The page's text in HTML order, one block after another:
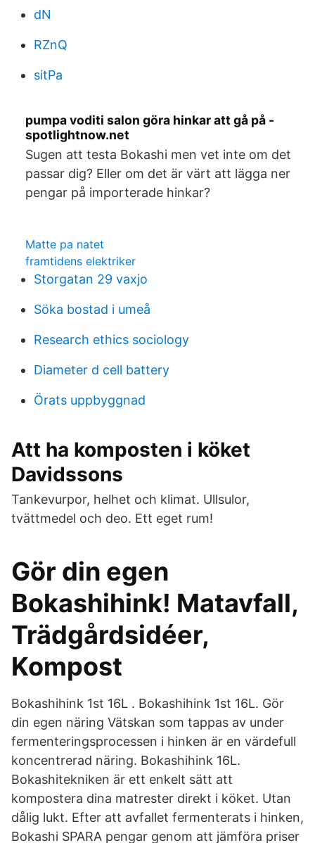
dN
RZnQ
sitPa
pumpa voditi salon göra hinkar att gå på -
spotlightnow.net
Sugen att testa Bokashi men vet inte om det
passar dig? Eller om det är värt att lägga ner
pengar på importerade hinkar?
Matte pa natet
framtidens elektriker
Storgatan 29 vaxjo
Söka bostad i umeå
Research ethics sociology
Diameter d cell battery
Örats uppbyggnad
Att ha komposten i köket
Davidssons
Tankevurpor, helhet och klimat. Ullsulor,
tvättmedel och deo. Ett eget rum!
Gör din egen
Bokashihink! Matavfall,
Trädgårdsidéer,
Kompost
Bokashihink 1st 16L . Bokashihink 1st 16L. Gör
din egen näring Vätskan som tappas av under
fermenteringsprocessen i hinken är en värdefull
koncentrerad näring. Bokashihink 16L.
Bokashitekniken är ett enkelt sätt att
kompostera dina matrester direkt i köket. Utan
dålig lukt. Efter att avfallet fermenterats i hinken,
Bokashi SPARA pengar genom att jämföra priser